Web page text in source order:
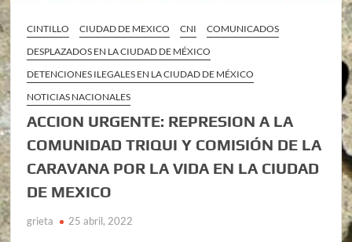
CINTILLO CIUDAD DE MEXICO CNI
COMUNICADOS
DESPLAZADOS EN LA CIUDAD DE MÉXICO
DETENCIONES ILEGALES EN LA CIUDAD DE MÉXICO
NOTICIAS NACIONALES
ACCION URGENTE: REPRESION A LA
COMUNIDAD TRIQUI Y COMISIÓN DE LA
CARAVANA POR LA VIDA EN LA CIUDAD
DE MEXICO
grieta 25 abril, 2022